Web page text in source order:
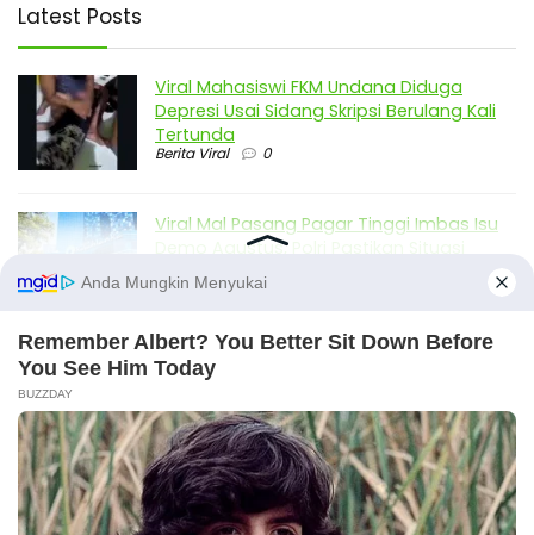
Latest Posts
Viral Mahasiswi FKM Undana Diduga
Depresi Usai Sidang Skripsi Berulang Kali
Tertunda
Berita Viral 0
Viral Mal Pasang Pagar Tinggi Imbas Isu
Demo Agustus, Polri Pastikan Situasi
Aman dan Tingkatkan Intelijen serta
Patroli Siber
Viral Alutsista Berjejer di Monas Dikaitkan
Demo Besar, Mabes TNI Beri Penjelasan
Berita Viral 2
Viral Ayah Tinggalkan Istri dan Bayi Demi